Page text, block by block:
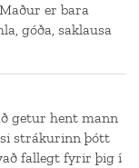
er bara
góða, saklausa
getur hent mann
strákurinn þótt
fallegt fyrir þig í